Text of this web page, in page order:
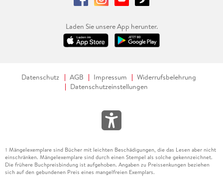
Laden Sie unsere App herunter.
Datenschutz AGB Impressum
Widerrufsbelehrung
Datenschutzeinstellungen
1 Mängelexemplare sind Bücher mit leichten Beschädigungen, die das Lesen aber nicht
einschränken. Mängelexemplare sind durch einen Stempel als solche gekennzeichnet.
Die frühere Buchpreisbindung ist aufgehoben. Angaben zu Preissenkungen beziehen
sich auf den gebundenen Preis eines mangelfreien Exemplars.